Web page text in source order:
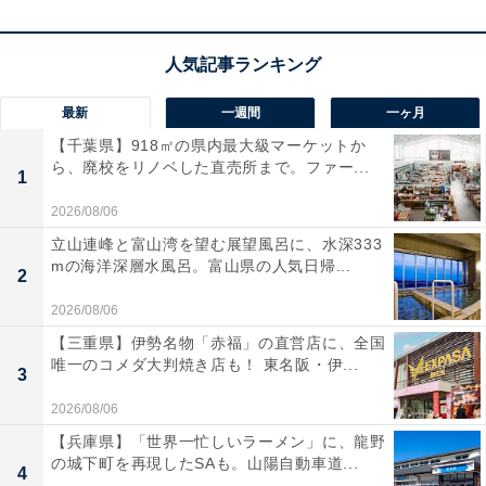
最新 一週間 一ヶ月
1
【千葉県】918㎡の県内最大級マーケットか
ら、廃校をリノベした直売所まで。ファー...
2026/08/06
2
立山連峰と富山湾を望む展望風呂に、水深333
mの海洋深層水風呂。富山県の人気日帰...
2026/08/06
3
【三重県】伊勢名物「赤福」の直営店に、全国
唯一のコメダ大判焼き店も！ 東名阪・伊...
2026/08/06
4
【兵庫県】「世界一忙しいラーメン」に、龍野
の城下町を再現したSAも。山陽自動車道...